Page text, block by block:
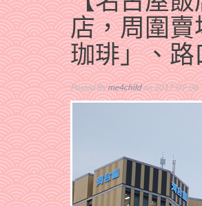
店，周圍
珈琲」、
Posted Byme4childon 2017-09-08